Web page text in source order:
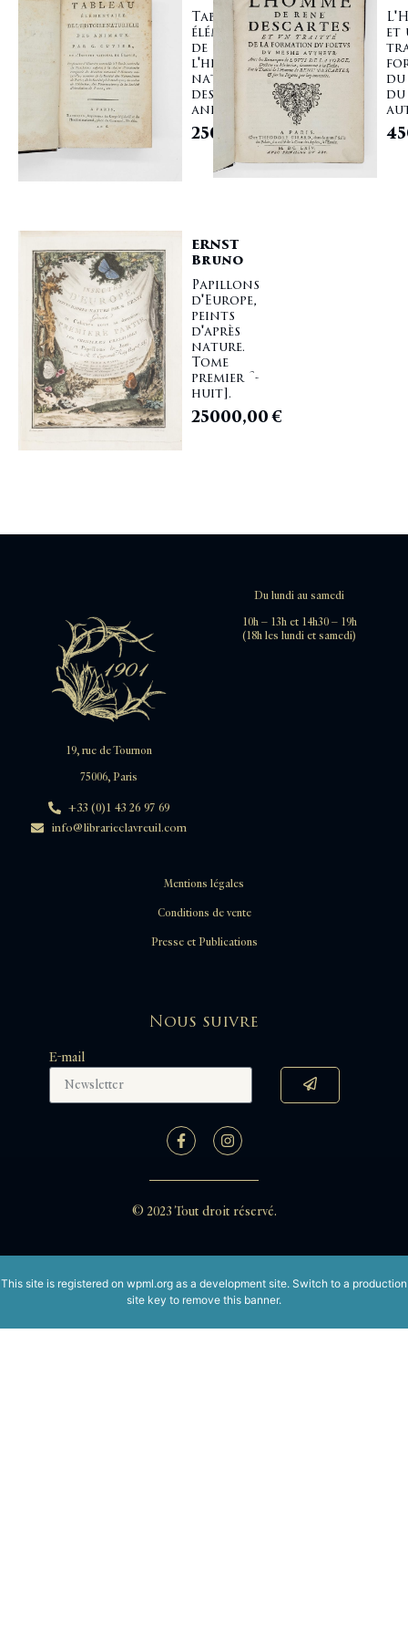
Tableau
élémentaire
de
l'histoire
naturelle
des
animaux.
2500,00€
et
du
ERNST
Bruno
Papillons
d'Europe,
peints
d'après
nature.
Tome
premier [-
huit].
25000,00€
Du lundi au samedi
10h – 13h et 14h30 – 19h
(18h les lundi et samedi)
19, rue de Tournon
75006, Paris
+33 (0)1 43 26 97 69
info@librarieclavreuil.com
Mentions légales
Conditions de vente
Presse et Publications
Nous suivre
E-mail
© 2023 Tout droit réservé.
This site is registered on wpml.org as a development site. Switch to a production
site key to remove this banner.